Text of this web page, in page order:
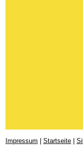
Impressum Startseite